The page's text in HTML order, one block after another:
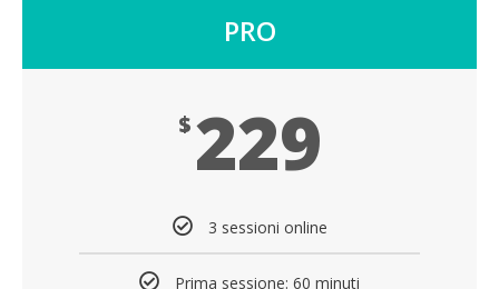
PRO
$229
3 sessioni online
Prima sessione: 60 minuti